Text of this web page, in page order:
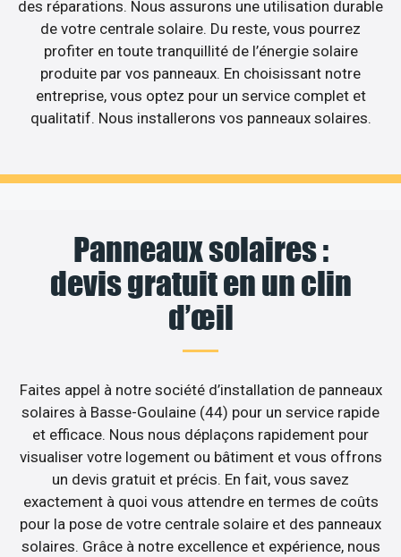
des réparations. Nous assurons une utilisation durable
de votre centrale solaire. Du reste, vous pourrez
profiter en toute tranquillité de l’énergie solaire
produite par vos panneaux. En choisissant notre
entreprise, vous optez pour un service complet et
qualitatif. Nous installerons vos panneaux solaires.
Panneaux solaires :
devis gratuit en un clin
d’œil
Faites appel à notre société d’installation de panneaux
solaires à Basse-Goulaine (44) pour un service rapide
et efficace. Nous nous déplaçons rapidement pour
visualiser votre logement ou bâtiment et vous offrons
un devis gratuit et précis. En fait, vous savez
exactement à quoi vous attendre en termes de coûts
pour la pose de votre centrale solaire et des panneaux
solaires. Grâce à notre excellence et expérience, nous